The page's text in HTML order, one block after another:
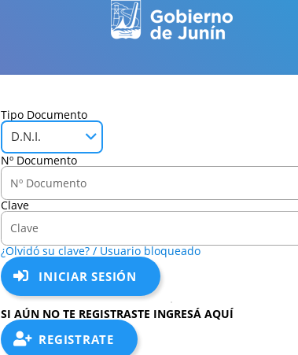
Tipo Documento
D.N.I.
Nº Documento
Clave
¿Olvidó su clave? / Usuario bloqueado
INICIAR SESIÓN
SI AÚN NO TE REGISTRASTE INGRESÁ AQUÍ
REGISTRATE